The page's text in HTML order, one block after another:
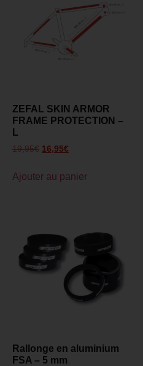
ZEFAL SKIN ARMOR
FRAME PROTECTION –
L
19,95€ 16,95€
Ajouter au panier
Rallonge en aluminium
FSA – 5 mm